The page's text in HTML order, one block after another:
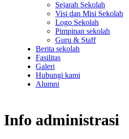
Sejarah Sekolah
Visi dan Misi Sekolah
Logo Sekolah
Pimpinan sekolah
Guru & Staff
Berita sekolah
Fasilitas
Galeri
Hubungi kami
Alumni
Info administrasi